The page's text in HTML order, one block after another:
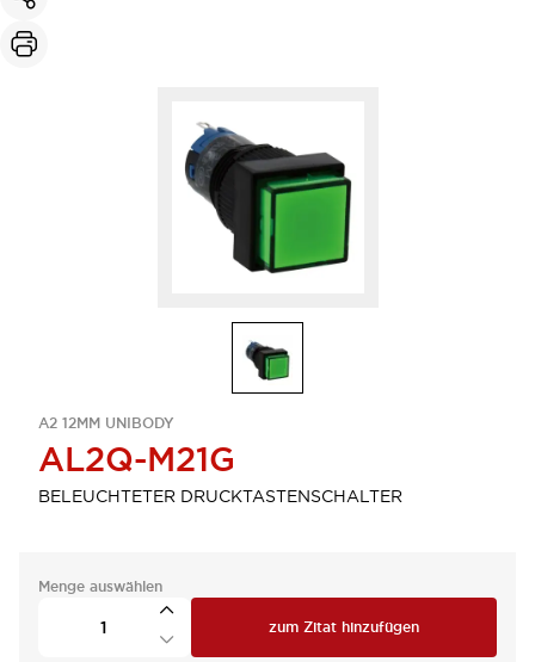
A2 12MM UNIBODY
AL2Q-M21G
BELEUCHTETER DRUCKTASTENSCHALTER
Menge auswählen
zum Zitat hinzufügen